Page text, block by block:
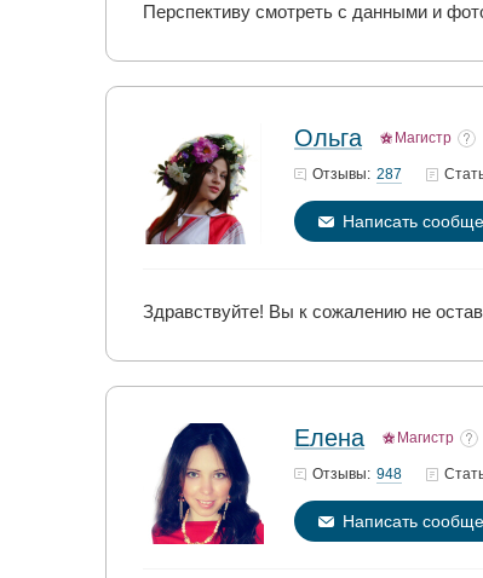
Перспективу смотреть с данными и
Ольга Магистр
Отзывы: 287
Написать
Здравствуйте! Вы к сожалению не
Елена Магистр
Отзывы: 948
Написать